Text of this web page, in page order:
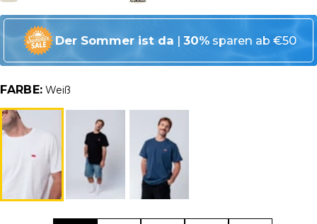
Der Sommer ist da | 30%sparen ab €50
FARBE: Weiß